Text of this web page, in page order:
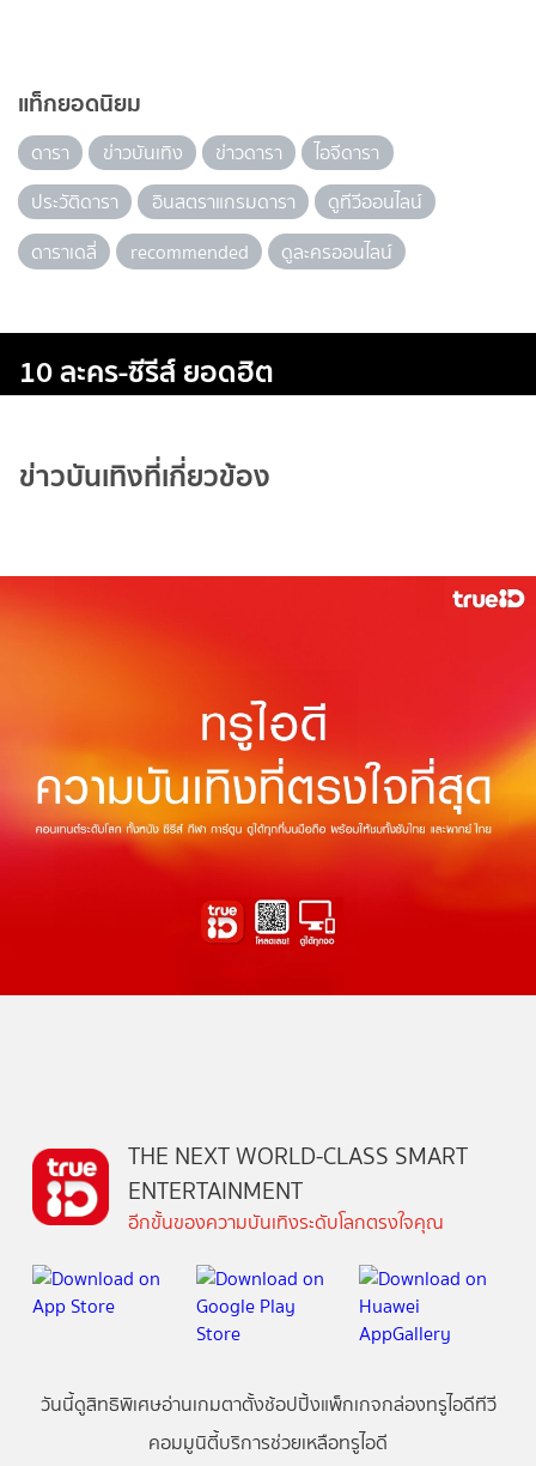
แท็กยอดนิยม
ดารา ข่าวบันเทิง ข่าวดารา
ไอจีดารา
ประวัติดารา
อินสตราแกรมดารา
ดูทีวีออนไลน์
ดาราเดลี่
recommended ดูละครออนไลน์
10 ละคร-ซีรีส์ ยอดฮิต
ข่าวบันเทิงที่เกี่ยวข้อง
THE NEXT WORLD-CLASS SMART
ENTERTAINMENT
อีกขั้นของความบันเทิงระดับโลกตรงใจคุณ
วันนี้ดูสิทธิพิเศษอ่านเกมตาตั้งช้อปปิ้งแพ็กเกจกล่องทรูไอดีทีวี
คอมมูนิตี้บริการช่วยเหลือทรูไอดี